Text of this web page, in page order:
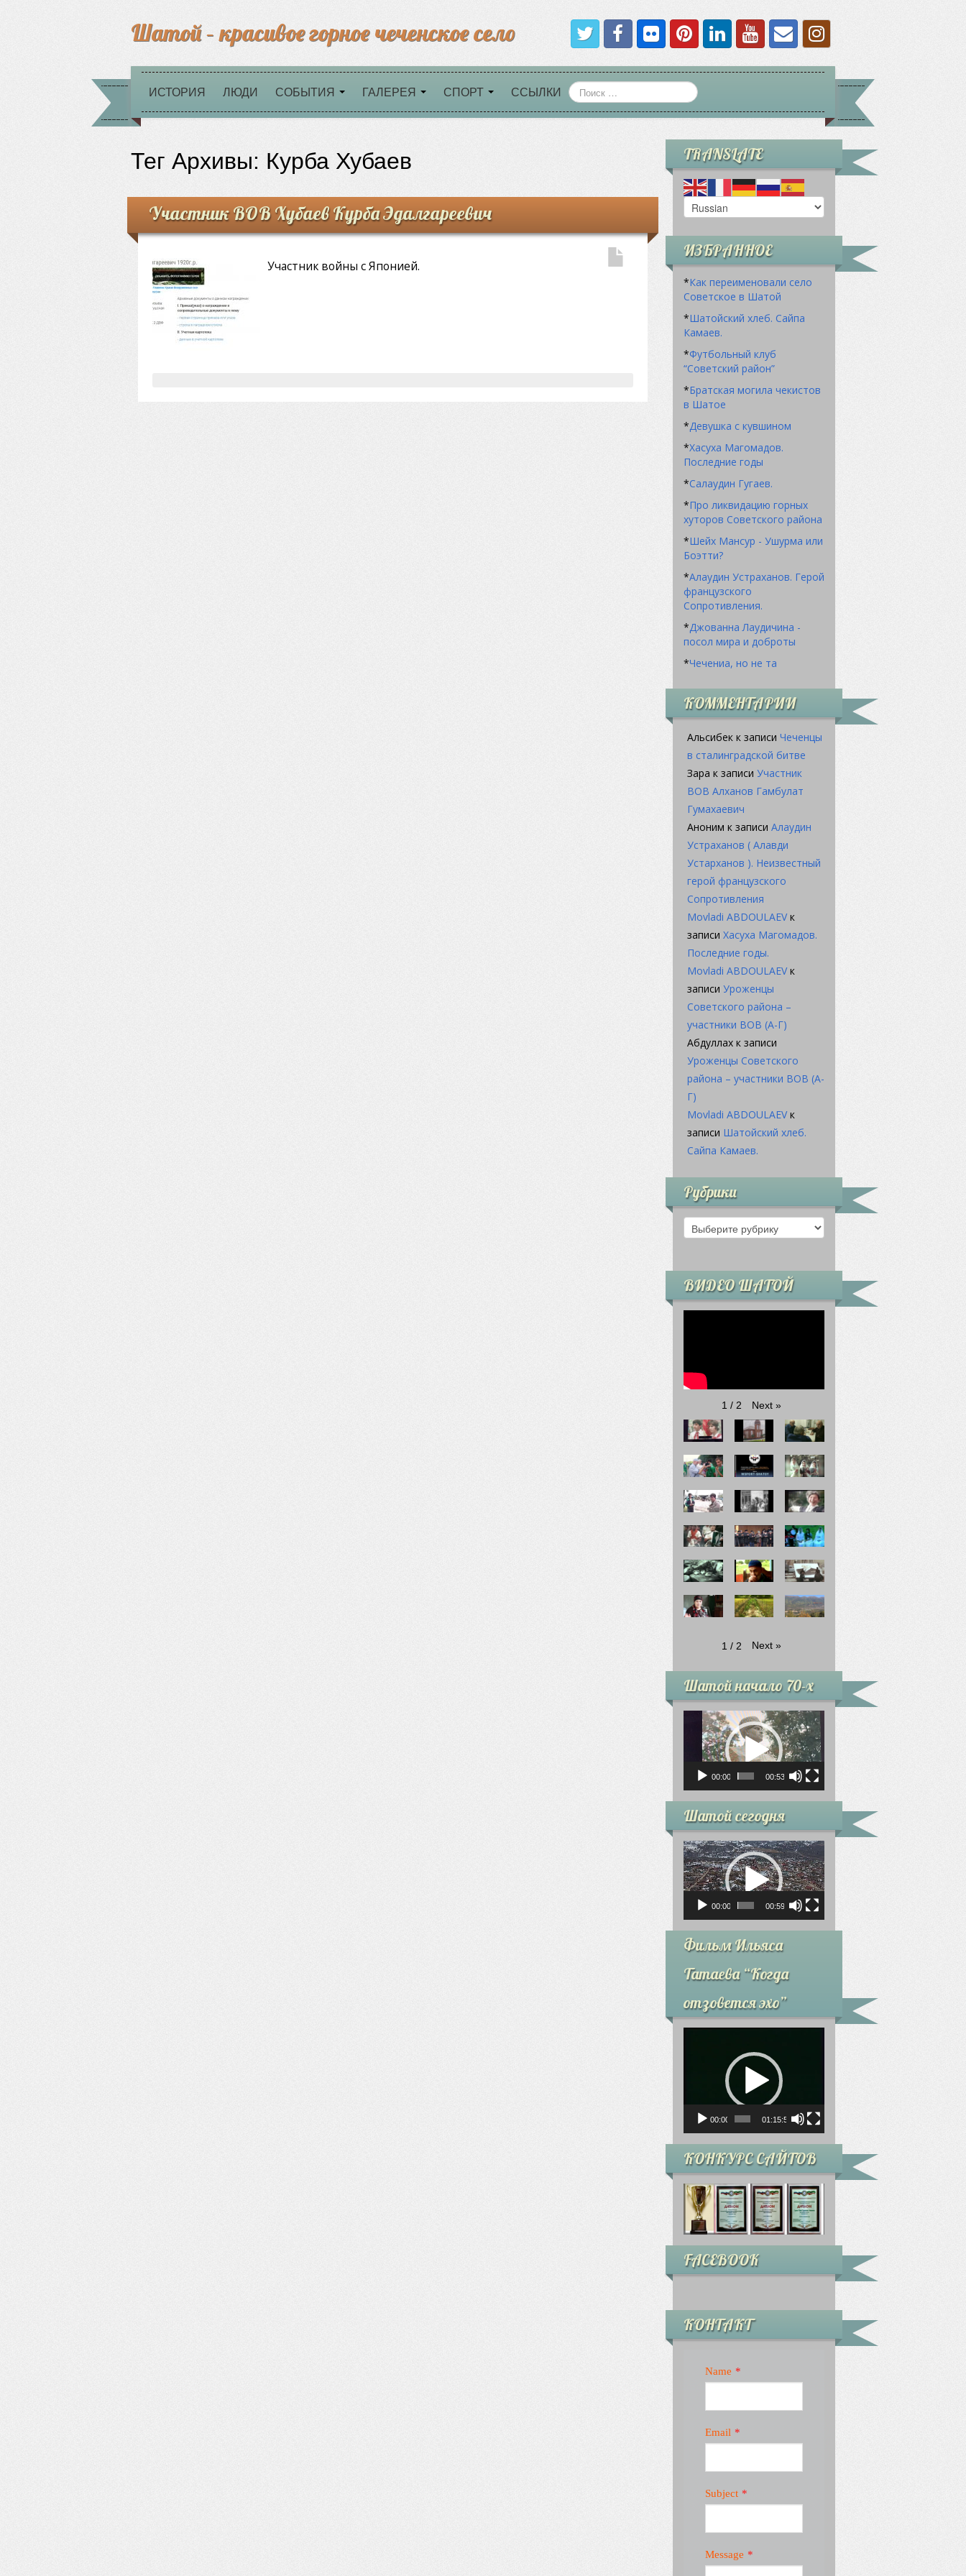
Шатой – красивое горное чеченское село
ИСТОРИЯ ЛЮДИ СОБЫТИЯ ГАЛЕРЕЯ СПОРТ ССЫЛКИ
Тег Архивы: Курба Хубаев
Участник ВОВ Хубаев Курба Эдалгареевич
Участник войны с Японией.
TRANSLATE
ИЗБРАННОЕ
*Как переименовали село
Советское в Шатой
*Шатойский хлеб. Сайпа
Камаев.
*Футбольный клуб
“Советский район”
*Братская могила чекистов
в Шатое
*Девушка с кувшином
*Хасуха Магомадов.
Последние годы
*Салаудин Гугаев.
*Про ликвидацию горных
хуторов Советского района
*Шейх Мансур - Ушурма или
Боэтти?
*Алаудин Устраханов. Герой
французского
Сопротивления.
*Джованна Лаудичина -
посол мира и доброты
*Чечениа, но не та
КОММЕНТАРИИ
Альсибекк записи Чеченцы
в сталинградской битве
Зара к записи Участник
ВОВ Алханов Гамбулат
Гумахаевич
Аноним к записи Алаудин
Устраханов ( Алавди
Устарханов ). Неизвестный
герой французского
Сопротивления
Movladi ABDOULAEVк
записи Хасуха Магомадов.
Последние годы.
Movladi ABDOULAEVк
записи Уроженцы
Советского района –
участники ВОВ (А-Г)
Абдуллахӏк записи
Уроженцы Советского
района – участники ВОВ (А-
Г)
Movladi ABDOULAEVк
записи Шатойский хлеб.
Сайпа Камаев.
Рубрики
Рубрики
ВИДЕО ШАТОЙ
1 / 2 Next »
1 / 2 Next »
Шатой начало 70-х
Видеоплеер
00:00 00:53
Шатой сегодня
Видеоплеер
00:00 00:59
Фильм Ильяса
Татаева “Когда
отзовется эхо”
00:00 01:15:59
КОНКУРС САЙТОВ
FACEBOOK
КОНТАКТ
Name *
Email *
Subject *
Message *